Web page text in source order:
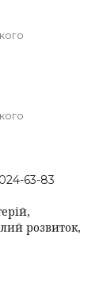
63-83
розвиток,